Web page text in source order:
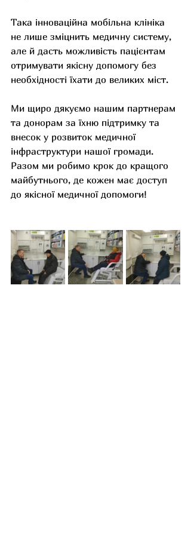
Така інноваційна мобільна клініка
не лише зміцнить медичну систему,
але й дасть можливість пацієнтам
отримувати якісну допомогу без
необхідності їхати до великих міст.
Ми щиро дякуємо нашим партнерам
та донорам за їхню підтримку та
внесок у розвиток медичної
інфраструктури нашої громади.
Разом ми робимо крок до кращого
майбутнього, де кожен має доступ
до якісної медичної допомоги!